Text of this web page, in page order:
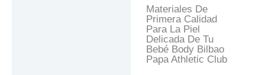
Materiales De
Primera Calidad
Para La Piel
Delicada De Tu
Bebé Body Bilbao
Papa Athletic Club